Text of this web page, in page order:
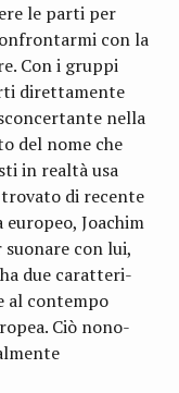
le parti per
con la
Con i gruppi
diret­ta­mente
nella
del nome che
in realtà usa
tro­vato di recente
Joa­chim
con lui,
ha due carat­te­ri­
al con­tempo
Ciò nono­